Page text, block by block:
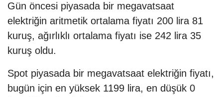
Gün öncesi piyasada bir megavatsaat
elektriğin aritmetik ortalama fiyatı 200 lira 81
kuruş, ağırlıklı ortalama fiyatı ise 242 lira 35
kuruş oldu.
Spot piyasada bir megavatsaat elektriğin fiyatı,
bugün için en yüksek 1199 lira, en düşük 0